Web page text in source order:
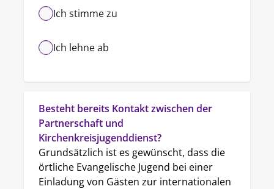
Ich stimme zu
Ich lehne ab
Besteht bereits Kontakt zwischen der
Partnerschaft und
Kirchenkreisjugenddienst?
Grundsätzlich ist es gewünscht, dass die
örtliche Evangelische Jugend bei einer
Einladung von Gästen zur internationalen